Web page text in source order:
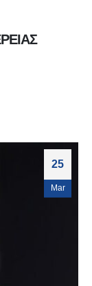
25
Mar